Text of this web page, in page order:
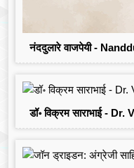
नंददुलारे वाजपेयी -
डॉ॰ विक्रम साराभाई -